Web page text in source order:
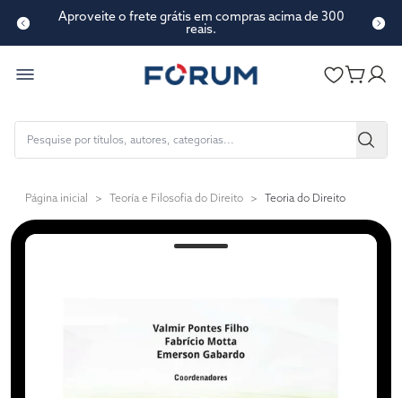
Aproveite o frete grátis em compras acima de 300
reais.
Página inicial > Teoría e Filosofia do Direito > Teoria do Direito